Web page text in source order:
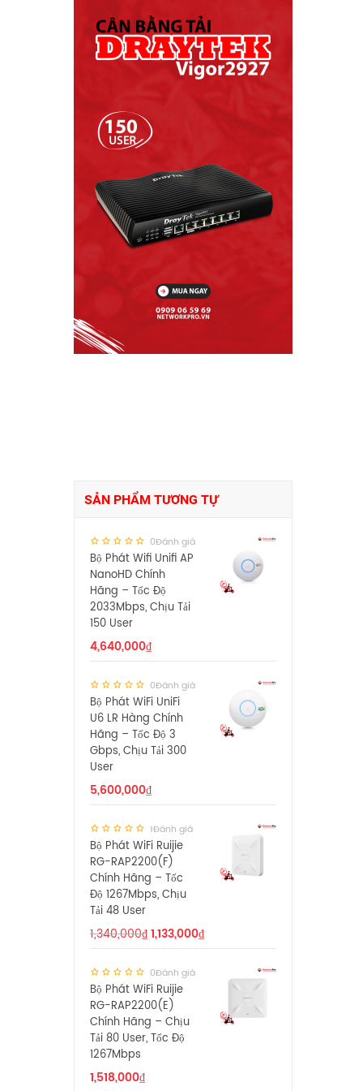
SẢN PHẨM TƯƠNG TỰ
0Đánh giá
Bộ Phát Wifi Unifi AP
NanoHD Chính
Hãng – Tốc Độ
2033Mbps, Chịu Tải
150 User
4,640,000₫
0Đánh giá
Bộ Phát WiFi UniFi
U6 LR Hàng Chính
Hãng – Tốc Độ 3
Gbps, Chịu Tải 300
User
5,600,000₫
1Đánh giá
Bộ Phát WiFi Ruijie
RG-RAP2200(F)
Chính Hãng – Tốc
Độ 1267Mbps, Chịu
Tải 48 User
1,340,000₫1,133,000₫
0Đánh giá
Bộ Phát WiFi Ruijie
RG-RAP2200(E)
Chính Hãng – Chịu
Tải 80 User, Tốc Độ
1267Mbps
1,518,000₫